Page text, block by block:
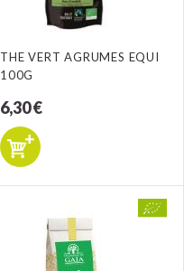
THE VERT AGRUMES EQUI
100G
6,30 €